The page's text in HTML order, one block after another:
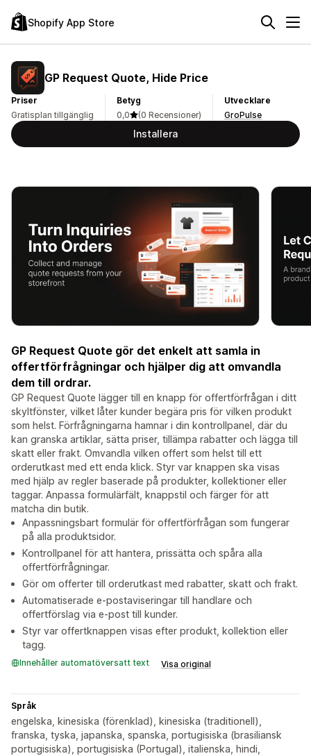
Shopify App Store
GP Request Quote, Hide Price
Priser
Gratisplan tillgänglig
Betyg
0,0
(0 Recensioner)
Utvecklare
GroPulse
Installera
GP Request Quote gör det enkelt att samla in
offertförfrågningar och hjälper dig att omvandla
dem till ordrar.
GP Request Quote lägger till en knapp för offertförfrågan i ditt
skyltfönster, vilket låter kunder begära pris för vilken produkt
som helst. Förfrågningarna hamnar i din kontrollpanel, där du
kan granska artiklar, sätta priser, tillämpa rabatter och lägga till
skatt eller frakt. Omvandla vilken offert som helst till ett
orderutkast med ett enda klick. Styr var knappen ska visas
med hjälp av regler baserade på produkter, kollektioner eller
taggar. Anpassa formulärfält, knappstil och färger för att
matcha din butik.
Anpassningsbart formulär för offertförfrågan som fungerar
på alla produktsidor.
Kontrollpanel för att hantera, prissätta och spåra alla
offertförfrågningar.
Gör om offerter till orderutkast med rabatter, skatt och frakt.
Automatiserade e-postaviseringar till handlare och
offertförslag via e-post till kunder.
Styr var offertknappen visas efter produkt, kollektion eller
tagg.
Innehåller automatöversatt text Visa original
Språk
engelska, kinesiska (förenklad), kinesiska (traditionell),
franska, tyska, japanska, spanska, portugisiska (brasiliansk
portugisiska), portugisiska (Portugal), italienska, hindi,